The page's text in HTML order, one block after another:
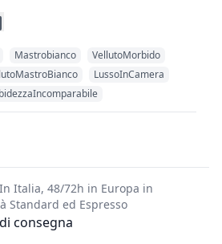
Mastrobianco
VellutoMorbido
LussoInCamera
consegna
Italia, 48/72h in Europa in
Standard ed Espresso